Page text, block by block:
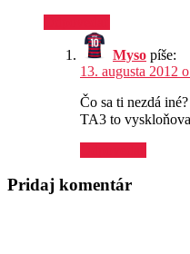
Myso píše:
13. augusta 2012
Čo sa ti nezdá
TA3 to
Pridaj komentár